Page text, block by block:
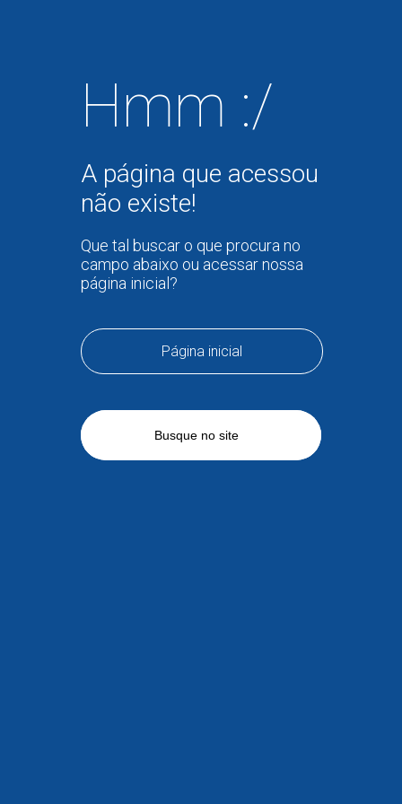
Hmm :/
A página que acessou
não existe!
Que tal buscar o que procura no
campo abaixo ou acessar nossa
página inicial?
Página inicial